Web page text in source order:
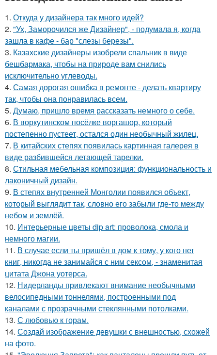
1. Откуда у дизайнера так много идей?
2. "Ух, Заморочился же Дизайнер", - подумала я, когда
зашла в кафе - бар "слезы березы".
3. Казахские дизайнеры изобрели спальник в виде
бешбармака, чтобы на природе вам снились
исключительно углеводы.
4. Самая дорогая ошибка в ремонте - делать квартиру
так, чтобы она понравилась всем.
5. Думаю, пришло время рассказать немного о себе.
6. В воркутинском посёлке воргашор, который
постепенно пустеет, остался один необычный жилец.
7. В китайских степях появилась картинная галерея в
виде разбившейся летающей тарелки.
8. Стильная мебельная композиция: функциональность и
лаконичный дизайн.
9. В степях внутренней Монголии появился объект,
который выглядит так, словно его забыли где-то между
небом и землёй.
10. Интерьерные цветы dip art: проволока, смола и
немного магии.
11. В случае если ты пришёл в дом к тому, у кого нет
книг, никогда не занимайся с ним сексом, - знаменитая
цитата Джона уотерса.
12. Нидерланды привлекают внимание необычными
велосипедными тоннелями, построенными под
каналами с прозрачными стеклянными потолками.
13. С любовью к горам.
14. Создай изображение девушки с внешностью, схожей
на фото.